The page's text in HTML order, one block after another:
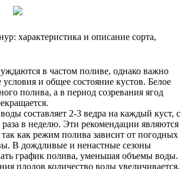
характеристика и описание сорта,
в частом поливе, однако важно
и общее состояние кустов. Белое
полива, а в период созревания ягод
составляет 2-3 ведра на каждый куст, с
раза в неделю. Эти рекомендации являются
как режим полива зависит от погодных
В дождливые и ненастные сезоны
график полива, уменьшая объемы воды.
плодов количество воды увеличивается,